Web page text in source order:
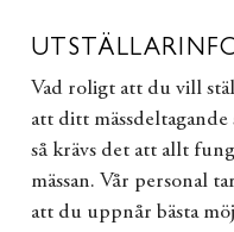
Vad roligt att du vill
att ditt
så krävs det att allt
mässan. Vår personal
att du uppnår bästa